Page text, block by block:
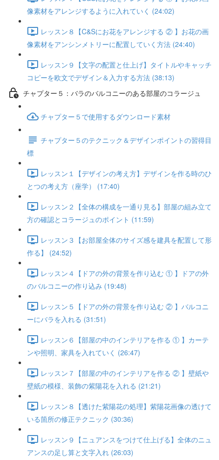
像素材をアレンジするように入れていく (24:02)
レッスン８【C&Sにお花をアレンジする ② 】お花の画
像素材をアンシンメトリーに配置していく方法 (24:40)
レッスン９【文字の配置と仕上げ】タイトルやキャッチ
コピーを欧文でデザイン＆入力する方法 (38:13)
チャプター５：バラのバルコニーのある部屋のコラージュ
チャプター５で使用するダウンロード素材
チャプター５のテクニック＆デザインポイントの習得目
標
レッスン１【デザインの考え方】デザインを作る時のひ
とつの考え方（座学） (17:40)
レッスン２【全体の構成を一通り見る】部屋の組み立て
方の確認とコラージュのポイント (11:59)
レッスン３【お部屋全体のサイズ感を建具を配置して形
作る】 (24:52)
レッスン４【ドアの外の背景を作り込む ① 】ドアの外
のバルコニーの作り込み (19:48)
レッスン５【ドアの外の背景を作り込む ② 】バルコニ
ーにバラを入れる (31:51)
レッスン６【部屋の中のインテリアを作る ① 】カーテ
ンや照明、家具を入れていく (26:47)
レッスン７【部屋の中のインテリアを作る ② 】壁紙や
壁紙の模様、装飾の紫陽花を入れる (21:21)
レッスン８【透けた紫陽花の処理】紫陽花画像の透けて
いる箇所の修正テクニック (30:36)
レッスン９【ニュアンスをつけて仕上げる】全体のニュ
アンスの足し算と文字入れ (26:03)